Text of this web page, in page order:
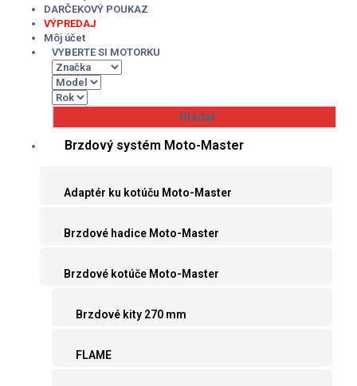
DARČEKOVÝ POUKAZ
VÝPREDAJ
Môj účet
VYBERTE SI MOTORKU
Brzdový systém Moto-Master
Adaptér ku kotúču Moto-Master
Brzdové hadice Moto-Master
Brzdové kotúče Moto-Master
Brzdové kity 270 mm
FLAME